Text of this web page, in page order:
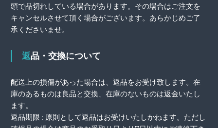
頭で品切れしている場合があります。その場合はご注文を
キャンセルさせて頂く場合がございます。あらかじめご了
承くださいませ。
返品・交換について
配送上の損傷があった場合は、返品をお受け致します。在
庫のあるものは良品と交換、在庫のないものは返金いたし
ます。
返品期限 : 原則として返品はお受けいたしかねます。ただし